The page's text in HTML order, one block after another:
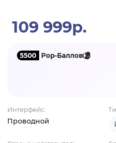
109 999р.
5500 Pop-Баллов
Интерфейс
Проводной